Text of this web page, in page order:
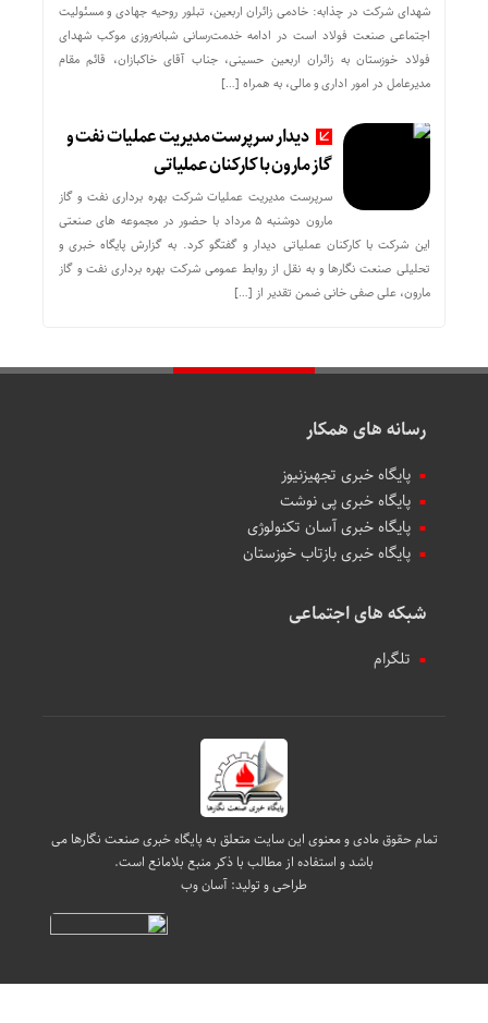
شهدای شرکت در چذابه: خادمی زائران اربعین، تبلور روحیه جهادی و مسئولیت
اجتماعی صنعت فولاد است در ادامه خدمت‌رسانی شبانه‌روزی موکب شهدای
فولاد خوزستان به زائران اربعین حسینی، جناب آقای خاکبازان، قائم مقام
مدیرعامل در امور اداری و مالی، به همراه […]
دیدار سرپرست مدیریت عملیات نفت و
گاز مارون با کارکنان عملیاتی
سرپرست مدیریت عملیات شرکت بهره برداری نفت و گاز
مارون دوشنبه ۵ مرداد با حضور در مجموعه های صنعتی
این شرکت با کارکنان عملیاتی دیدار و گفتگو کرد. به گزارش پایگاه خبری و
تحلیلی صنعت نگارها و به نقل از روابط عمومی شرکت بهره برداری نفت و گاز
مارون، علی صفی خانی ضمن تقدیر از […]
رسانه های همکار
پایگاه خبری تجهیزنیوز
پایگاه خبری پی نوشت
پایگاه خبری آسان تکنولوژی
پایگاه خبری بازتاب خوزستان
شبکه های اجتماعی
تلگرام
تمام حقوق مادی و معنوی این سایت متعلق به پایگاه خبری صنعت نگارها می
باشد و استفاده از مطالب با ذکر منبع بلامانع است.
طراحی و تولید:آسان وب